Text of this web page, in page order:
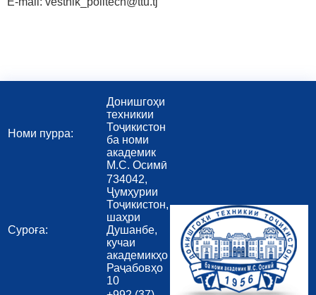
Номи пурра:
Донишгоҳи
техникии
Тоҷикистон
ба номи
академик
М.С. Осимӣ
Суроға:
734042,
Ҷумҳурии
Тоҷикистон,
шаҳри
Душанбе,
кучаи
академикҳо
Раҷабовҳо
10